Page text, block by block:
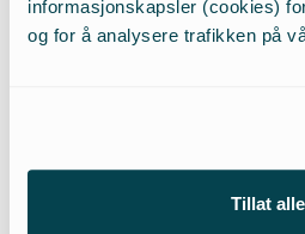
informasjonskapsler (cookies)
og for å analysere trafikken på
Tillat alle
warming of 1.5 ºC”.
involvere folket på gata. Her
kunnskap viktig. Hva man
gjøre for å motivere til